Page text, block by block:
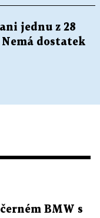
jednu z 28
dostatek
BMW s